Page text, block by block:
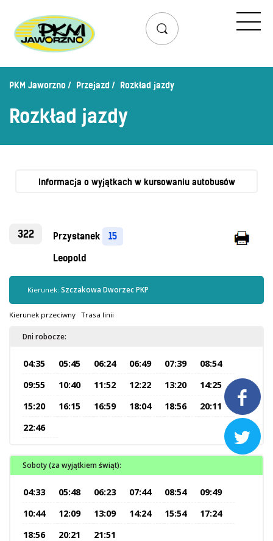


Przejazd
Lista przystanków
Zaplanuj podróż – wyszukiwarka połączeń
Mapa przystanków i połączeń
Schemat linii nocnych
Bilety
Uprawnienia do ulg
Regulamin przewozów
Honorowanie biletów ZK„KM”
Sprzedaż biletów u kierowców
Sklep internetowy
Aktualności
Inne
Centrum Obsługi Klienta
PKM Jaworzno Przejazd Rozkład jazdy
Rozkład jazdy
Informacja o wyjątkach w kursowaniu autobusów
322 Przystanek 15
Leopold
Kierunek: Szczakowa Dworzec PKP
Kierunek przeciwny Trasa linii
Dni robocze:
04:35 05:45 06:24 06:49 07:39
08:54
09:55
10:40 11:52 12:22 13:20
14:25
15:20
16:15 16:59 18:04 18:56
20:11
22:46
Soboty (za wyjątkiem świąt):
04:33 05:48 06:23 07:44 08:54
09:49
10:44
12:09 13:09 14:24 15:54
17:24
18:56
20:21 21:51